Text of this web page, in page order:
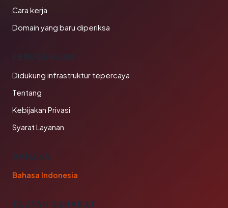
Cara kerja
Domain yang baru diperiksa
PERUSAHAAN
Didukung infrastruktur tepercaya
Tentang
Kebijakan Privasi
Syarat Layanan
BAHASA
Bahasa Indonesia
TAUTAN SAHABAT